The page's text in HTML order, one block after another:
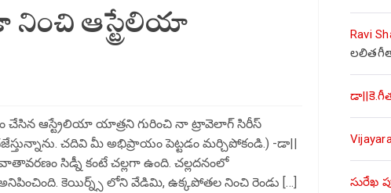
ఆస్ట్రేలియా
ఆస్ట్రేలియా యాత్రని గురించి నా ట్రావెలాగ్ సిరీస్
చదివి మీ అభిప్రాయం పెట్టడం మర్చిపోకండి.) -డా||
సిడ్నీ కంటే చల్లగా ఉంది. చల్లదనంలో
కెయిర్న్స్ లోని వేడిమి, ఉక్కపోతల నించి రెండు […]
Ravi
సురేఖ